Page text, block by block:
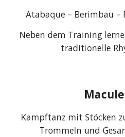
Atabaque – Berimbau –
Neben dem Training
traditionelle
Kampftanz mit Stöcken
Trommeln und